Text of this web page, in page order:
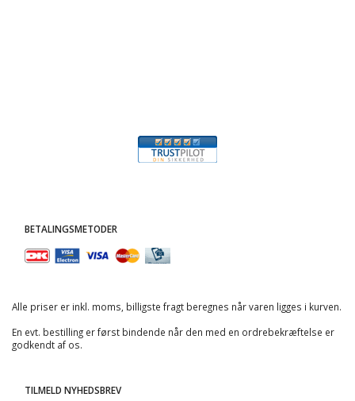
BETALINGSMETODER
Alle priser er inkl. moms, billigste fragt beregnes når varen ligges i kurven.
En evt. bestilling er først bindende når den med en ordrebekræftelse er
godkendt af os.
TILMELD NYHEDSBREV